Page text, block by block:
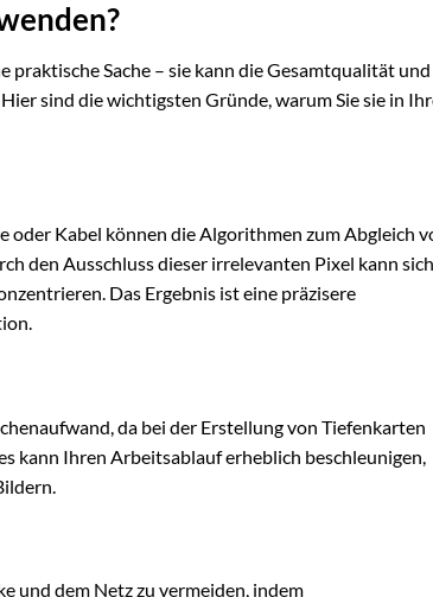
Sache – sie kann die Gesamtqualität und
sind die wichtigsten Gründe, warum Sie sie in
Kabel können die Algorithmen zum Abgleich
den Ausschluss dieser irrelevanten Pixel kann sich
Das Ergebnis ist eine präzisere
da bei der Erstellung von Tiefenkarten
kann Ihren Arbeitsablauf erheblich beschleunigen,
und dem Netz zu vermeiden, indem